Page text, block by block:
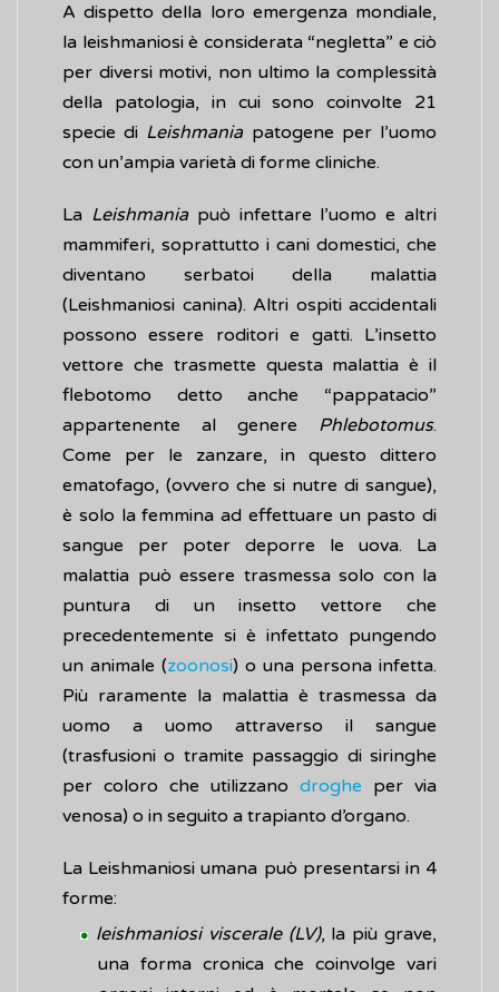
A dispetto della loro emergenza mondiale,
la leishmaniosi è considerata “negletta” e ciò
per diversi motivi, non ultimo la complessità
della patologia, in cui sono coinvolte 21
specie di Leishmaniapatogene per l’uomo
con un’ampia varietà di forme cliniche.
La Leishmaniapuò infettare l’uomo e altri
mammiferi, soprattutto i cani domestici, che
diventano serbatoi della malattia
(Leishmaniosi canina). Altri ospiti accidentali
possono essere roditori e gatti. L’insetto
vettore che trasmette questa malattia è il
flebotomo detto anche “pappatacio”
appartenente al genere Phlebotomus.
Come per le zanzare, in questo dittero
ematofago, (ovvero che si nutre di sangue),
è solo la femmina ad effettuare un pasto di
sangue per poter deporre le uova. La
malattia può essere trasmessa solo con la
puntura di un insetto vettore che
precedentemente si è infettato pungendo
un animale (zoonosi) o una persona infetta.
Più raramente la malattia è trasmessa da
uomo a uomo attraverso il sangue
(trasfusioni o tramite passaggio di siringhe
per coloro che utilizzano droghe per via
venosa) o in seguito a trapianto d’organo.
La Leishmaniosi umana può presentarsi in 4
forme:
leishmaniosi viscerale (LV), la più grave,
una forma cronica che coinvolge vari